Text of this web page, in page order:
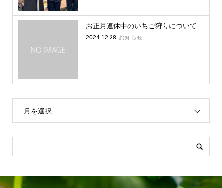
お正月連休中のいちご狩りについて
2024.12.28 お知らせ
月を選択